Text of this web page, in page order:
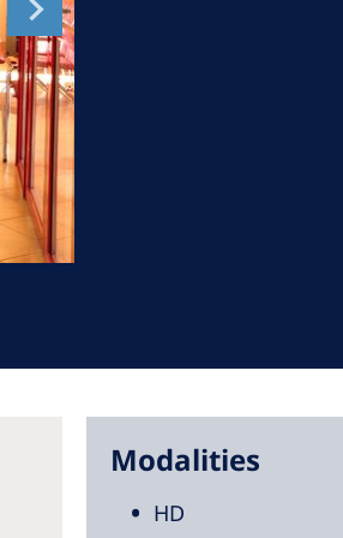
Romania
Russia
Asia Pacific
Asia Pacific
Australia
Philippines
Modalities
HD